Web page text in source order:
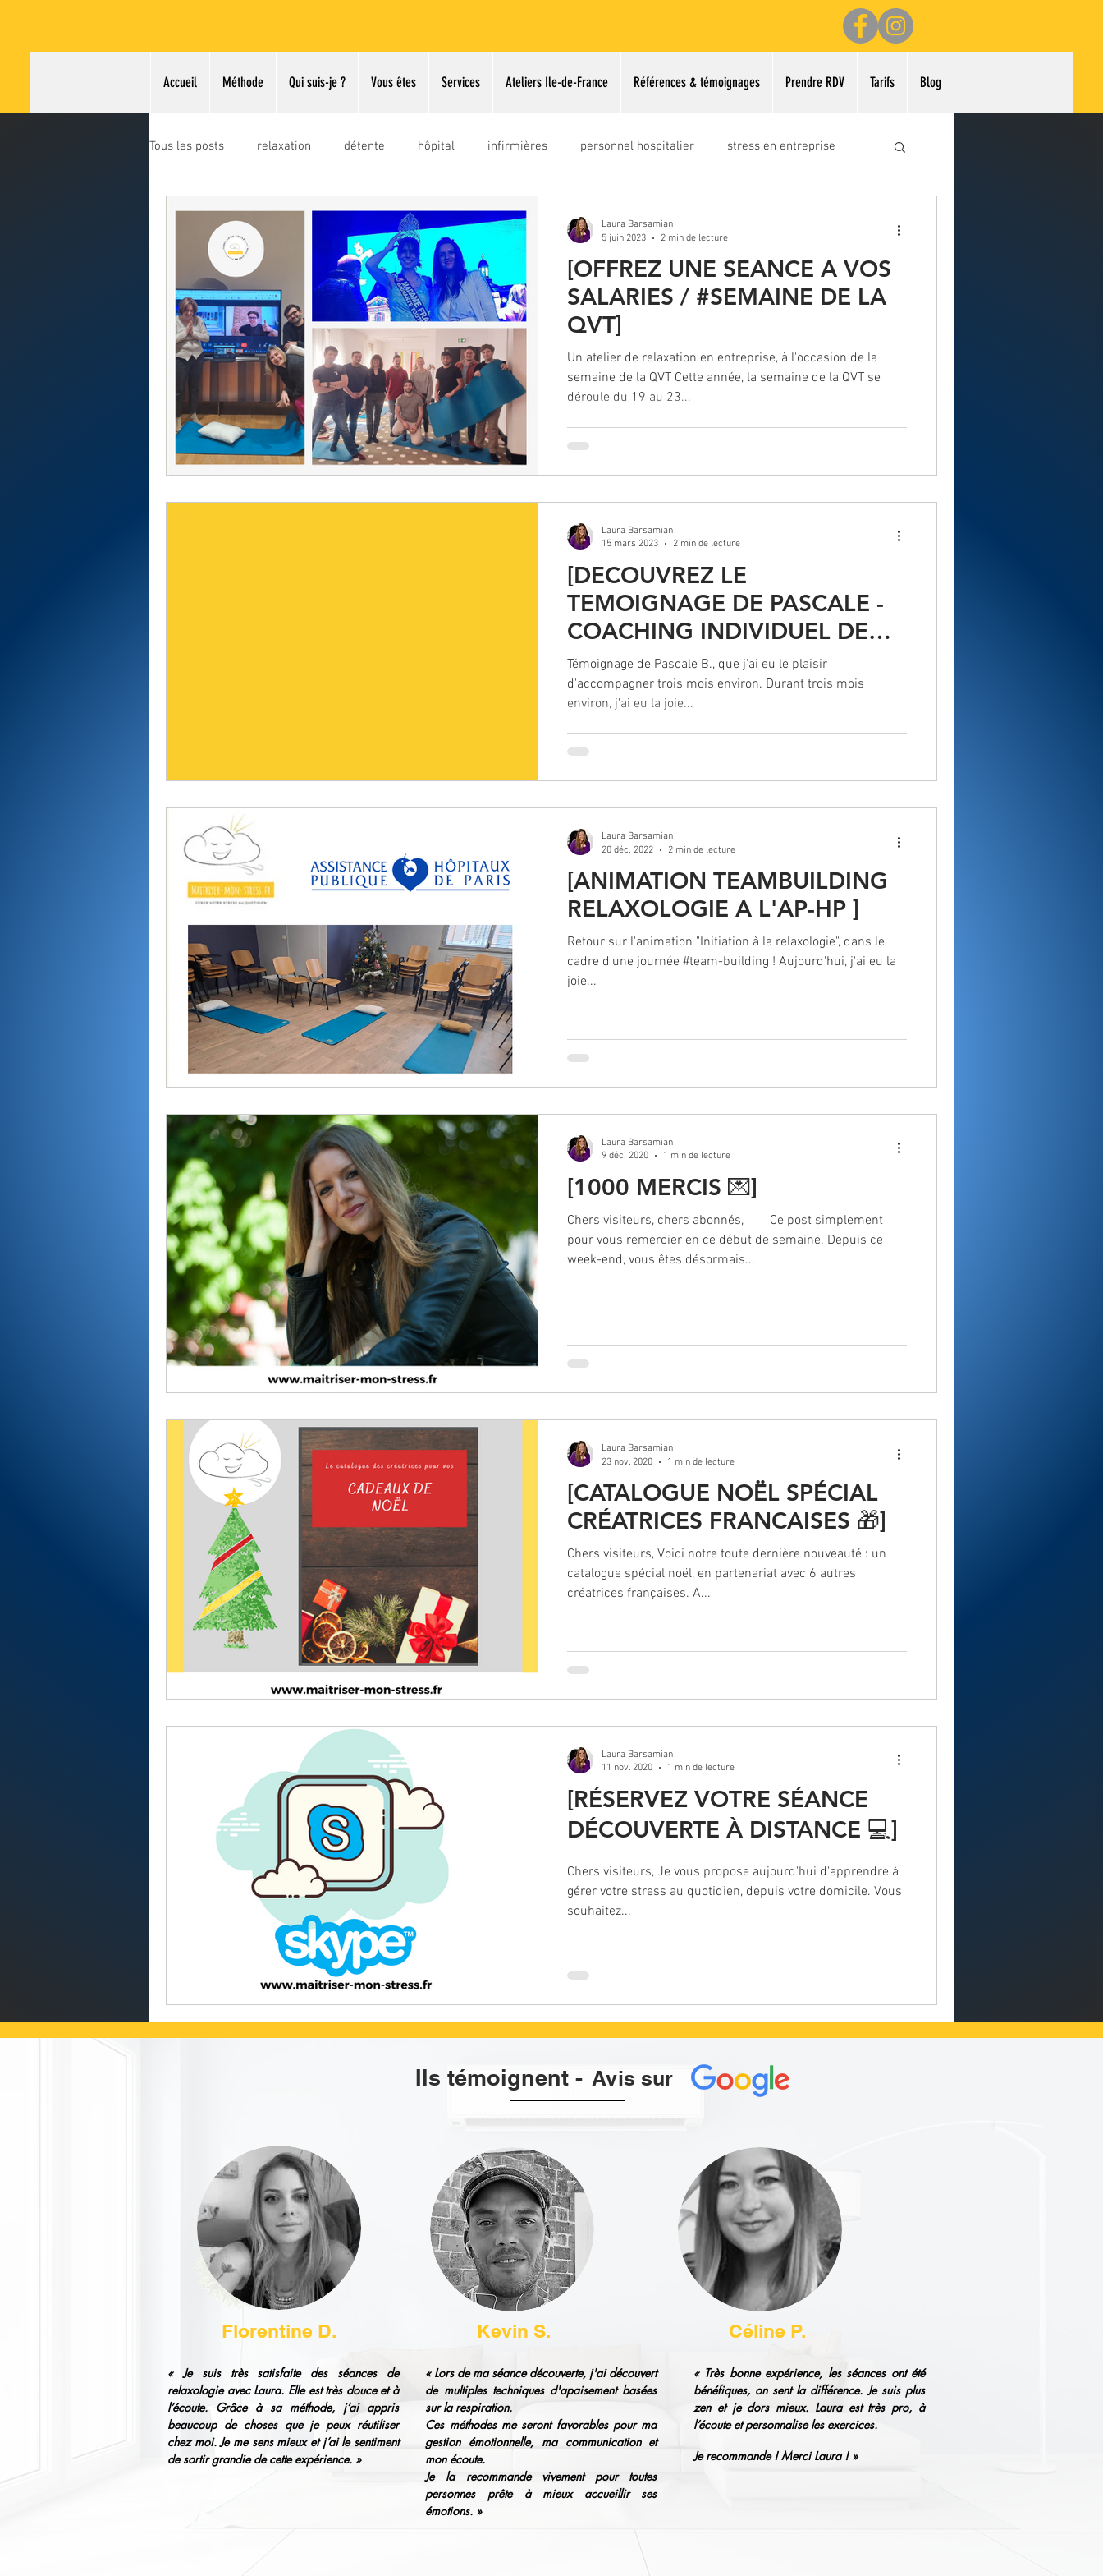
Accueil Méthode Qui suis-je ? Vous êtes Services Ateliers Ile-de-France Références & témoignages Prendre RDV Tarifs Blog
Tous les posts relaxation détente hôpital infirmières personnel hospitalier stress en entreprise
rh formations qvt gestion stress prise parole
miss ile-de-france miss france 2026
[OFFREZ UNE SEANCE A VOS
SALARIES / #SEMAINE DE LA
QVT]
Un atelier de relaxation en entreprise, à l'occasion de la
semaine de la QVT Cette année, la semaine de la QVT se
déroule du 19 au 23...
Laura Barsamian
5 juin 2023
2 min de lecture
[DECOUVREZ LE
TEMOIGNAGE DE PASCALE -
COACHING INDIVIDUEL DE
RELAXATION & GESTION DU
STRESS]
Témoignage de Pascale B., que j'ai eu le plaisir
d'accompagner trois mois environ. Durant trois mois
environ, j'ai eu la joie...
Laura Barsamian
15 mars 2023
2 min de lecture
[ANIMATION TEAMBUILDING
RELAXOLOGIE A L'AP-HP ]
Retour sur l'animation "Initiation à la relaxologie", dans le
cadre d'une journée #team-building ! Aujourd'hui, j'ai eu la
joie...
Laura Barsamian
20 déc. 2022
2 min de lecture
[1000 MERCIS 💌]
Chers visiteurs, chers abonnés,⠀ ⠀ Ce post simplement
pour vous remercier en ce début de semaine. Depuis ce
week-end, vous êtes désormais...
Laura Barsamian
9 déc. 2020
1 min de lecture
[CATALOGUE NOËL SPÉCIAL
CRÉATRICES FRANCAISES 🎁]
Chers visiteurs, Voici notre toute dernière nouveauté : un
catalogue spécial noël, en partenariat avec 6 autres
créatrices françaises. A...
Laura Barsamian
23 nov. 2020
1 min de lecture
[RÉSERVEZ VOTRE SÉANCE
DÉCOUVERTE À DISTANCE 💻]
Chers visiteurs, Je vous propose aujourd'hui d'apprendre à
gérer votre stress au quotidien, depuis votre domicile. Vous
souhaitez...
Laura Barsamian
11 nov. 2020
1 min de lecture
Ils témoignent - Avis sur
Kevin S.
« Lors de ma séance découverte, j'ai découvert
de multiples techniques d'apaisement basées
sur la respiration.
Ces méthodes me seront favorables pour ma
gestion émotionnelle, ma communication et
mon écoute.
Je la recommande vivement pour toutes
personnes prête à mieux accueillirses
émotions. »
Florentine D. Céline P.
« Je suis très satisfaite des séances de
relaxologie avec Laura. Elle est très douce et à
l’écoute. Grâce à sa méthode, j’ai appris
beaucoup de choses que je peux réutiliser
chez moi. Je me sens mieux et j’ai le sentiment
de sortir grandie de cette expérience. »
« Très bonne expérience, les séances ont été
bénéfiques, on sent la différence. Je suis plus
zen et je dors mieux. Laura est très pro, à
l’écoute et personnalise les exercices.
Je recommande ! Merci Laura ! »